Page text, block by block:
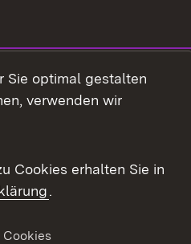
Sie optimal gestalten
verwenden wir
Cookies erhalten Sie in
.